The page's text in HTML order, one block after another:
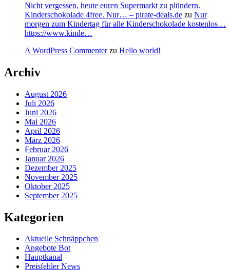
Nicht vergessen, heute euren Supermarkt zu plündern.
Kinderschokolade 4free. Nur… – pirate-deals.de zu Nur
morgen zum Kindertag für alle Kinderschokolade kostenlos…
https://www.kinde…
A WordPress Commenterzu Hello world!
Archiv
August 2026
Juli 2026
Juni 2026
Mai 2026
April 2026
März 2026
Februar 2026
Januar 2026
Dezember 2025
November 2025
Oktober 2025
September 2025
Kategorien
Aktuelle Schnäppchen
Angebote Bot
Hauptkanal
Preisfehler News